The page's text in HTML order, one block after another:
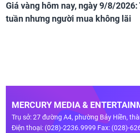
Giá vàng hôm nay, ngày 9/8/
tuần nhưng người mua không lãi
MERCURY MEDIA &
Trụ sở: 27 đường A4, phường Bảy Hiền,
Điện thoại: (028)-2236.9999 Fax: (028)-